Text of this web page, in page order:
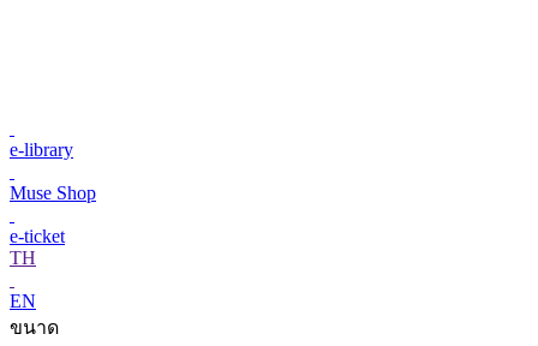
e-library
Muse Shop
e-ticket
TH
EN
ขนาด